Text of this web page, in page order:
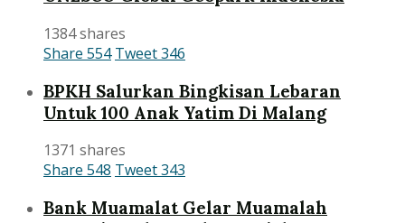
1384 shares
Share 554 Tweet346
BPKH Salurkan Bingkisan Lebaran
Untuk 100 Anak Yatim Di Malang
1371 shares
Share 548 Tweet343
Bank Muamalat Gelar Muamalah